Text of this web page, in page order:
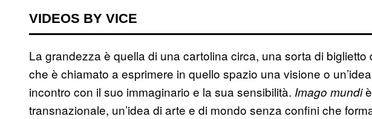
VIDEOS BY VICE
La grandezza è quella di una cartolina circa, una sorta di
che è chiamato a esprimere in quello spazio una visione o
incontro con il suo immaginario e la sua sensibilità. Imago mundiè
transnazionale, un’idea di arte e di mondo senza confini che